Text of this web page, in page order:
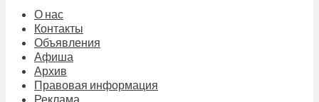
О нас
Контакты
Объявления
Афиша
Архив
Правовая информация
Реклама